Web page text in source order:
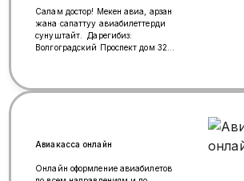
Салам достор! Мекен авиа, арзан
жана сапаттуу авиабилеттерди
сунуштайт. Дарегибиз:
Волгоградский Проспект дом 32
+79268453222
Авиакасса онлайн
Онлайн оформление авиабилетов